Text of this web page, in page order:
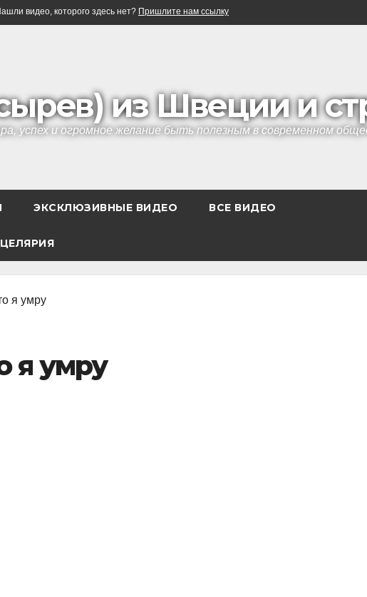
видео, которого здесь нет? Пришлите нам ссылку
из Швеции и
успех и огромное желание быть полезным в современном
ЭКСКЛЮЗИВНЫЕ ВИДЕО ВСЕ ВИДЕО
я умру
я умру